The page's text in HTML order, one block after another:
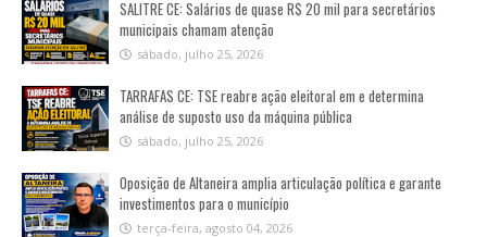
SALITRE CE: Salários de quase R$ 20 mil para secretários
municipais chamam atenção
sábado, julho 25, 2026
TARRAFAS CE: TSE reabre ação eleitoral em e determina
análise de suposto uso da máquina pública
sábado, julho 25, 2026
Oposição de Altaneira amplia articulação política e garante
investimentos para o município
terça-feira, agosto 04, 2026